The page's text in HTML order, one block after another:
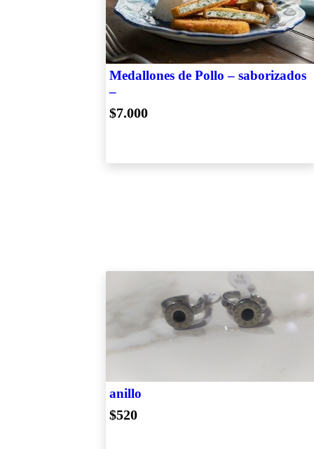
Medallones de Pollo – saborizados
–
$7.000
anillo
$520